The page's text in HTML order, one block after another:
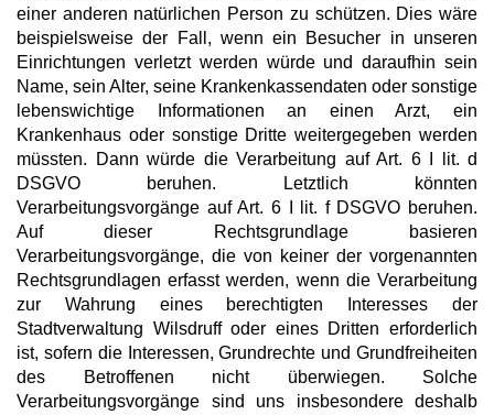
einer anderen natürlichen Person zu schützen. Dies wäre
beispielsweise der Fall, wenn ein Besucher in unseren
Einrichtungen verletzt werden würde und daraufhin sein
Name, sein Alter, seine Krankenkassendaten oder sonstige
lebenswichtige Informationen an einen Arzt, ein
Krankenhaus oder sonstige Dritte weitergegeben werden
müssten. Dann würde die Verarbeitung auf Art. 6 I lit. d
DSGVO beruhen. Letztlich könnten
Verarbeitungsvorgänge auf Art. 6 I lit. f DSGVO beruhen.
Auf dieser Rechtsgrundlage basieren
Verarbeitungsvorgänge, die von keiner der vorgenannten
Rechtsgrundlagen erfasst werden, wenn die Verarbeitung
zur Wahrung eines berechtigten Interesses der
Stadtverwaltung Wilsdruff oder eines Dritten erforderlich
ist, sofern die Interessen, Grundrechte und Grundfreiheiten
des Betroffenen nicht überwiegen. Solche
Verarbeitungsvorgänge sind uns insbesondere deshalb